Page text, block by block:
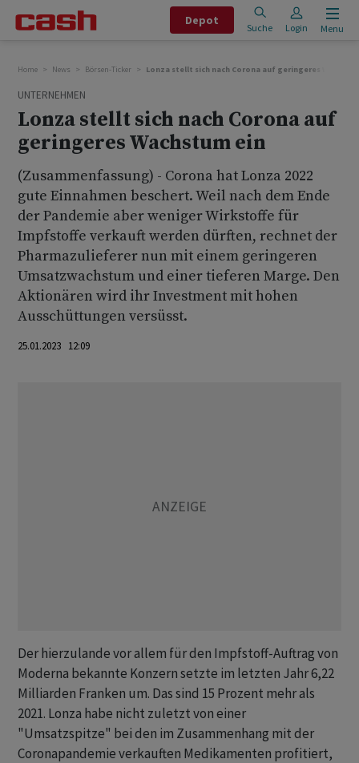
Depot
Suche Login Menu
Home News Börsen-Ticker Lonza stellt sich nach Corona auf geringeres
UNTERNEHMEN
Lonza stellt sich nach Corona auf
geringeres Wachstum ein
(Zusammenfassung) - Corona hat Lonza 2022
gute Einnahmen beschert. Weil nach dem Ende
der Pandemie aber weniger Wirkstoffe für
Impfstoffe verkauft werden dürften, rechnet der
Pharmazulieferer nun mit einem geringeren
Umsatzwachstum und einer tieferen Marge. Den
Aktionären wird ihr Investment mit hohen
Ausschüttungen versüsst.
25.01.2023 12:09
Der hierzulande vor allem für den Impfstoff-Auftrag von
Moderna bekannte Konzern setzte im letzten Jahr 6,22
Milliarden Franken um. Das sind 15 Prozent mehr als
2021. Lonza habe nicht zuletzt von einer
"Umsatzspitze" bei den im Zusammenhang mit der
Coronapandemie verkauften Medikamenten profitiert,